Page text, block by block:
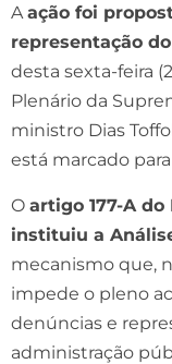
A ação foi
representação do
desta sexta-feira
Plenário da
ministro Dias
está marcado
O artigo 177-A
instituiu a
mecanismo que,
impede o pleno
denúncias e
administração